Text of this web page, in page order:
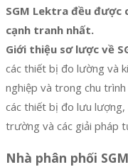
SGM Lektra đều được
cạnh tranh nhất.
Giới thiệu sơ lược về
các thiết bị đo lường và
nghiệp và trong chu trình
các thiết bị đo lưu
trường và các giải pháp
Nhà phân phối